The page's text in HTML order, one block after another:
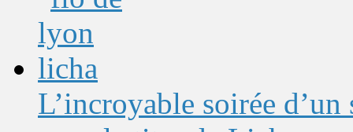
L’incroyable soirée